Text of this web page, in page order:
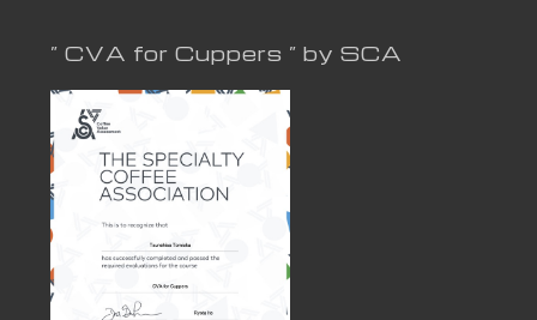
” CVA for Cuppers ” by SCA